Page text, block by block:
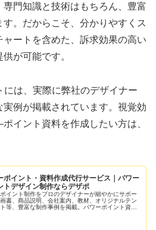
門知識と技術はもちろん、豊富
。だからこそ、分かりやすくス
ートを含めた、訴求効果の高い
が可能です。
には、実際に弊社のデザイナー
例が掲載されています。視覚効
イント資料を作成したい方は、
ポイント・資料作成代行サービス｜パワー
トデザイン制作ならデザポ
イント制作をプロのデザイナーが細やかにサポー
画書、商品説明、会社案内、教材、オリジナルテン
等、豊富な制作事例を掲載。パワーポイント資料